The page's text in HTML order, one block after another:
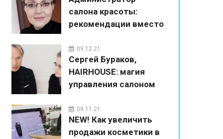
салона красоты:
рекомендации вместо
09.12.21
Сергей Бураков,
HAIRHOUSE: магия
управления салоном
09.11.21
NEW! Как увеличить
продажи косметики в